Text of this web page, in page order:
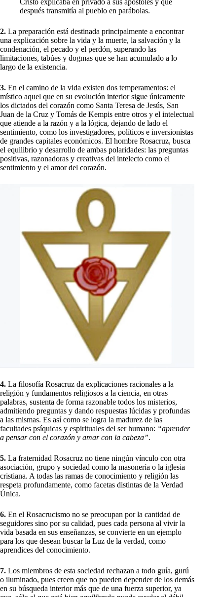
Cristo explicaba en privado a sus apóstoles y que
después transmitía al pueblo en parábolas.
2. La preparación está destinada principalmente a encontrar
una explicación sobre la vida y la muerte, la salvación y la
condenación, el pecado y el perdón, superando las
limitaciones, tabúes y dogmas que se han acumulado a lo
largo de la existencia.
3. En el camino de la vida existen dos temperamentos: el
místico aquel que en su evolución interior sigue únicamente
los dictados del corazón como Santa Teresa de Jesús, San
Juan de la Cruz y Tomás de Kempis entre otros y el intelectual
que atiende a la razón y a la lógica, dejando de lado el
sentimiento, como los investigadores, políticos e inversionistas
de grandes capitales económicos. El hombre Rosacruz, busca
el equilibrio y desarrollo de ambas polaridades: las preguntas
positivas, razonadoras y creativas del intelecto como el
sentimiento y el amor del corazón.
4. La filosofía Rosacruz da explicaciones racionales a la
religión y fundamentos religiosos a la ciencia, en otras
palabras, sustenta de forma razonable todos los misterios,
admitiendo preguntas y dando respuestas lúcidas y profundas
a las mismas. Es así como se logra la madurez de las
facultades psíquicas y espirituales del ser humano: “aprender
a pensar con el corazón y amar con la cabeza”.
5. La fraternidad Rosacruz no tiene ningún vínculo con otra
asociación, grupo y sociedad como la masonería o la iglesia
cristiana. A todas las ramas de conocimiento y religión las
respeta profundamente, como facetas distintas de la Verdad
Única.
6. En el Rosacrucismo no se preocupan por la cantidad de
seguidores sino por su calidad, pues cada persona al vivir la
vida basada en sus enseñanzas, se convierte en un ejemplo
para los que desean buscar la Luz de la verdad, como
aprendices del conocimiento.
7. Los miembros de esta sociedad rechazan a todo guía, gurú
o iluminado, pues creen que no pueden depender de los demás
en su búsqueda interior más que de una fuerza superior, ya